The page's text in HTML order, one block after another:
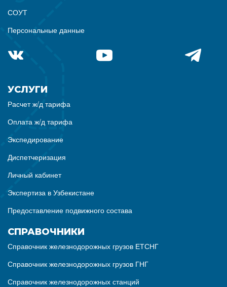
СОУТ
Персональные данные
УСЛУГИ
Расчет ж/д тарифа
Оплата ж/д тарифа
Экспедирование
Диспетчеризация
Личный кабинет
Экспертиза в Узбекистане
Предоставление подвижного состава
СПРАВОЧНИКИ
Справочник железнодорожных грузов ЕТСНГ
Справочник железнодорожных грузов ГНГ
Справочник железнодорожных станций